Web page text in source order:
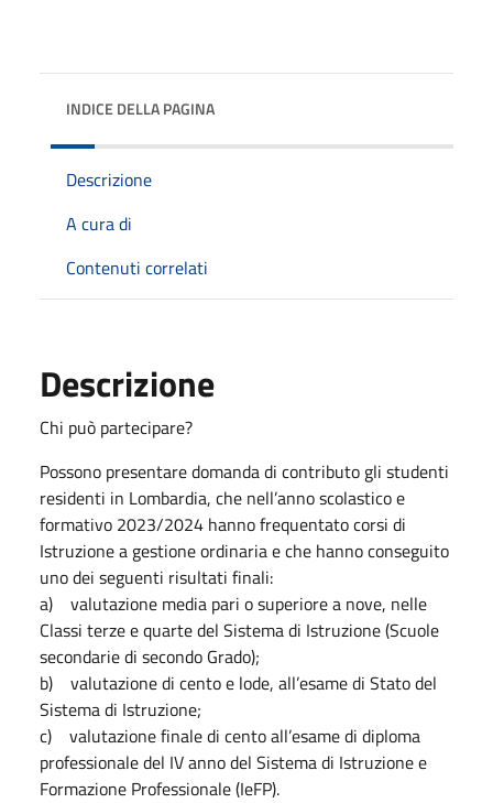
INDICE DELLA PAGINA
Descrizione
A cura di
Contenuti correlati
Descrizione
Chi può partecipare?
Possono presentare domanda di contributo gli studenti
residenti in Lombardia, che nell’anno scolastico e
formativo 2023/2024 hanno frequentato corsi di
Istruzione a gestione ordinaria e che hanno conseguito
uno dei seguenti risultati finali:
a) valutazione media pari o superiore a nove, nelle
Classi terze e quarte del Sistema di Istruzione (Scuole
secondarie di secondo Grado);
b) valutazione di cento e lode, all’esame di Stato del
Sistema di Istruzione;
c) valutazione finale di cento all’esame di diploma
professionale del IV anno del Sistema di Istruzione e
Formazione Professionale (IeFP).